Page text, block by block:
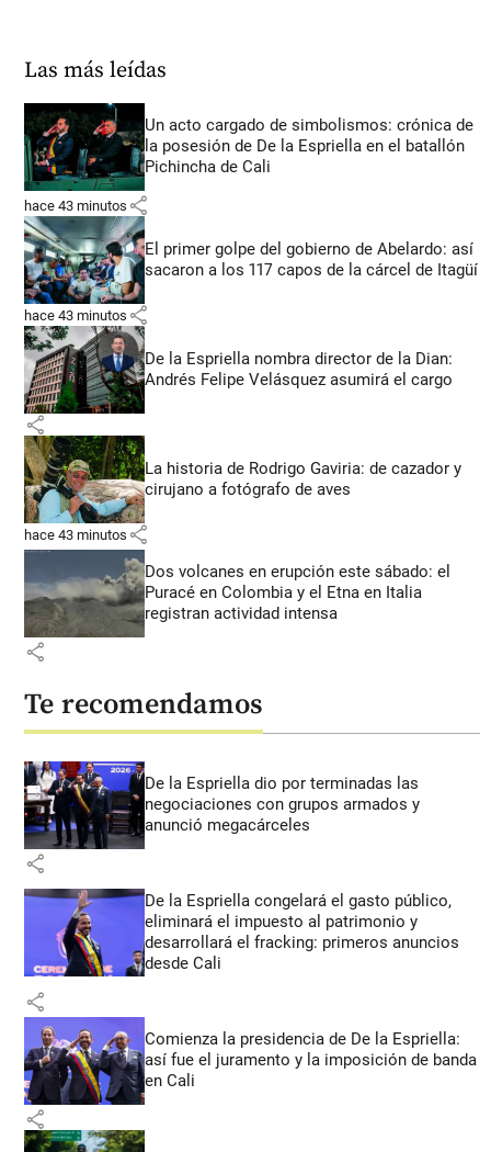
Las más leídas
Un acto cargado de simbolismos: crónica de
la posesión de De la Espriella en el batallón
Pichincha de Cali
hace 43 minutos share
El primer golpe del gobierno de Abelardo: así
sacaron a los 117 capos de la cárcel de Itagüí
hace 43 minutos share
De la Espriella nombra director de la Dian:
Andrés Felipe Velásquez asumirá el cargo
share
La historia de Rodrigo Gaviria: de cazador y
cirujano a fotógrafo de aves
hace 43 minutos share
Dos volcanes en erupción este sábado: el
Puracé en Colombia y el Etna en Italia
registran actividad intensa
share
Te recomendamos
De la Espriella dio por terminadas las
negociaciones con grupos armados y
anunció megacárceles
share
De la Espriella congelará el gasto público,
eliminará el impuesto al patrimonio y
desarrollará el fracking: primeros anuncios
desde Cali
share
Comienza la presidencia de De la Espriella:
así fue el juramento y la imposición de banda
en Cali
share